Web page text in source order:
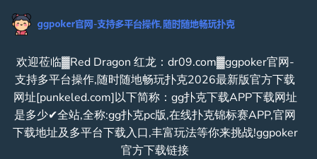
欢迎莅临▓Red Dragon 红龙：dr09.com▓ggpoker官网-
支持多平台操作,随时随地畅玩扑克2026最新版官方下载
网址[punkeled.com]以下简称：gg扑克下载APP下载网址
是多少✔全站,全称:gg扑克pc版,在线扑克锦标赛APP,官网
下载地址及多平台下载入口,丰富玩法等你来挑战!ggpoker
官方下载链接